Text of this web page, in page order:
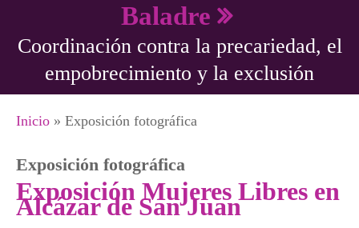
Baladre
Coordinación contra la precariedad, el
empobrecimiento y la exclusión
Se encuentra usted aquí
Inicio » Exposición fotográfica
Exposición fotográfica
Exposición Mujeres Libres en
Alcázar de San Juan